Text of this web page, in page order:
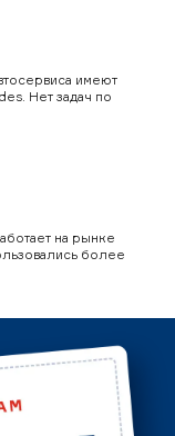
имеют
Нет задач по
на рынке
более